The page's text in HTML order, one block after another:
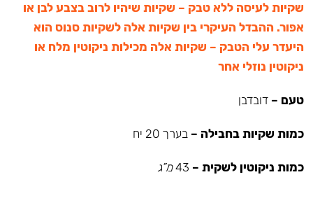
שקיות לעיסה ללא טבק – שקיות שיהיו לרוב בצבע לבן או
אפור. ההבדל העיקרי בין שקיות אלה לשקיות סנוס הוא
היעדר עלי הטבק – שקיות אלה מכילות ניקוטין מלח או
ניקוטין נוזלי אחר
טעם – דובדבן
כמות שקיות בחבילה – בערך 20 יח
כמות ניקוטין לשקית – מ”ג